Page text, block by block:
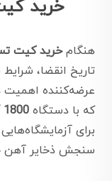
خرید
هنگامخرید کیت
تاریخ انقضا،
عرضه‌کننده اهمیت
که با دستگاه 1800
برای
سنجش ذخایر آهن